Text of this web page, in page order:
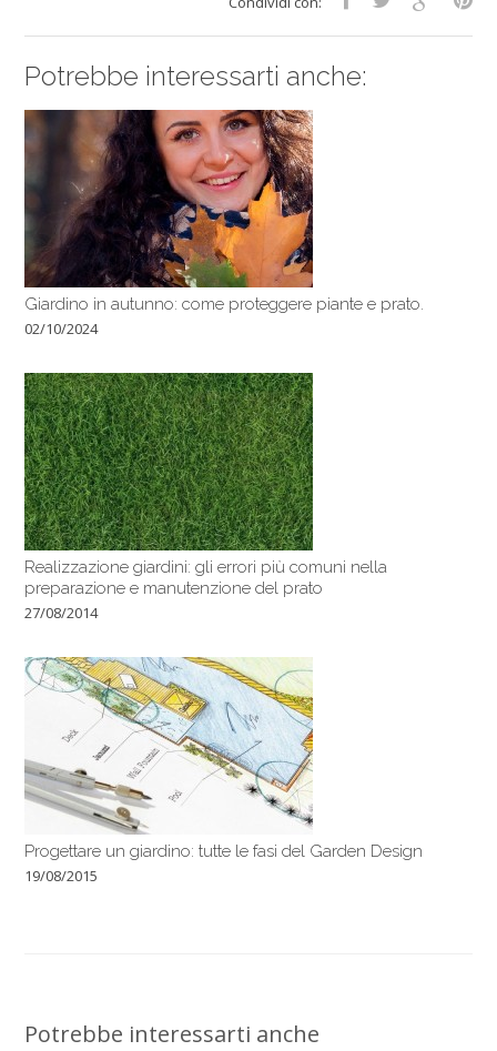
Potrebbe interessarti anche:
Giardino in autunno: come proteggere piante e prato.
02/10/2024
Realizzazione giardini: gli errori più comuni nella
preparazione e manutenzione del prato
27/08/2014
Progettare un giardino: tutte le fasi del Garden Design
19/08/2015
Potrebbe interessarti anche